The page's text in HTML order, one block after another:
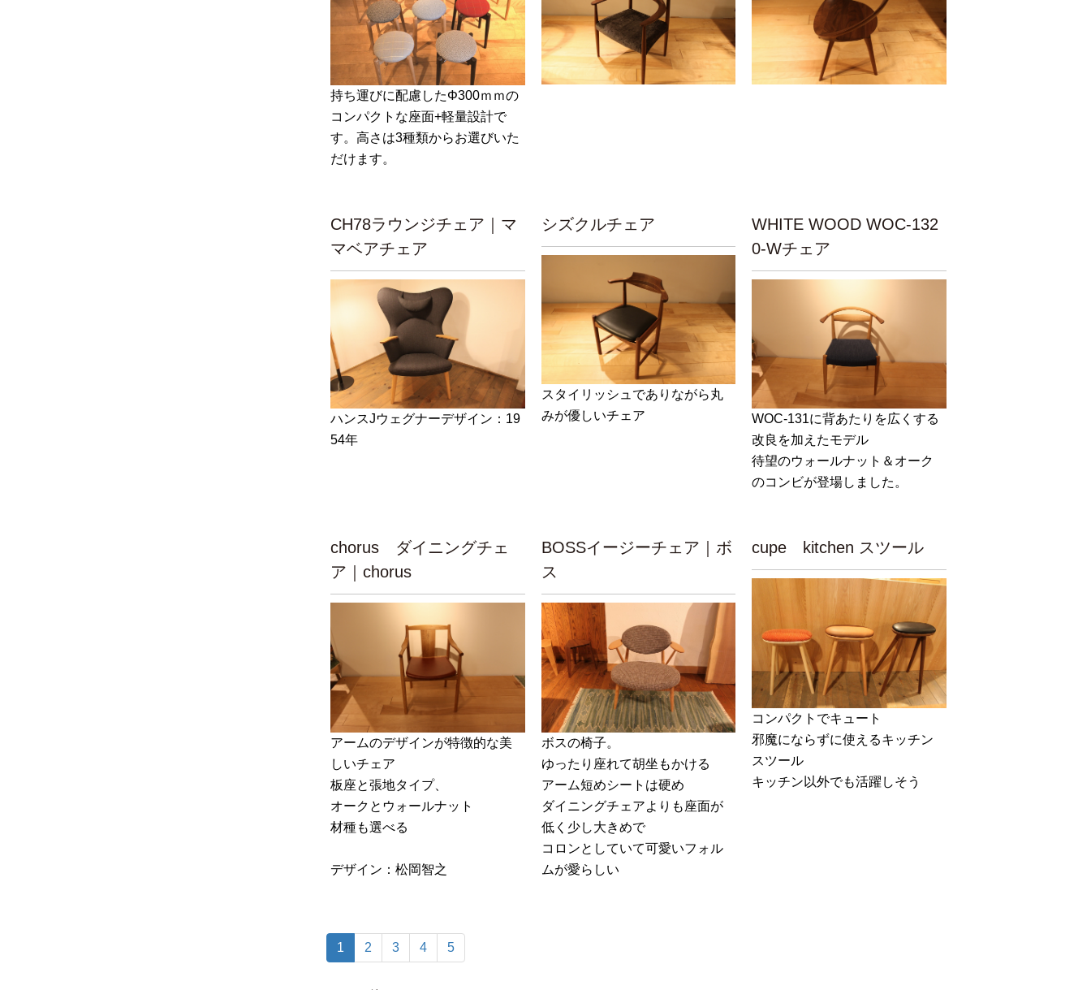
持ち運びに配慮したΦ300ｍｍの
コンパクトな座面+軽量設計で
す。高さは3種類からお選びいた
だけます。
CH78ラウンジチェア｜マ
マベアチェア
ハンスJウェグナーデザイン：19
54年
シズクルチェア
スタイリッシュでありながら丸
みが優しいチェア
WHITE WOOD WOC-132
0-Wチェア
WOC-131に背あたりを広くする
改良を加えたモデル
待望のウォールナット＆オーク
のコンビが登場しました。
chorus ダイニングチェ
ア｜chorus
アームのデザインが特徴的な美
しいチェア
板座と張地タイプ、
オークとウォールナット
材種も選べる
デザイン：松岡智之
BOSSイージーチェア｜ボ
ス
ボスの椅子。
ゆったり座れて胡坐もかける
アーム短めシートは硬め
ダイニングチェアよりも座面が
低く少し大きめで
コロンとしていて可愛いフォル
ムが愛らしい
cupe kitchen スツール
コンパクトでキュート
邪魔にならずに使えるキッチン
スツール
キッチン以外でも活躍しそう
1
u
2 3 4 5